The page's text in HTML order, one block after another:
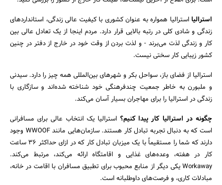
استرالیا استرالیا همواره به عنوان کشوری با کیفیت عالی زندگی، استاندارد‌های
زندگی و شادی کلی در رتبه بالایی قرار دارد. مردم اینجا از یک تعادل عالی بین
کار و زندگی لذت می‌برند - و لذت بردن از وقت خود در خارج از دفتر در چنین
کشور زیبایی کار سختی نیست.
استرالیا از فضای باز، سواحل بکر و شهر‌های بین‌المللی همه چیز را دارد. سیدنی
و ملبورن به خاطر جمعیت چندفرهنگی خود شناخته شده‌اند و سازگاری با
زندگی در استرالیا را برای مهاجران بسیار آسان می‌کند.
چگونه در استرالیا کار پیدا کنیم؟ استرالیا یک انتخاب عالی برای مسافرانی
است که به دنبال تجربه تبادل کار هستند. سازمان‌هایی مانند WWOOF وجود
دارند که شما را مستقیماً با یک میزبان تبادل کار که در ازای حداکثر ۳۶ ساعت
کار در هفته، وعده‌های غذایی و اقامتگاه ارائه می‌کند، مرتبط می‌کند.
Workaway یکی دیگر از منابع محبوب برای تطبیق مسافران با اقامت در خانه،
مبادلات کاری، و فرصت‌های داوطلبانه است.